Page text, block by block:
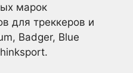
марок
для треккеров и
Badger, Blue